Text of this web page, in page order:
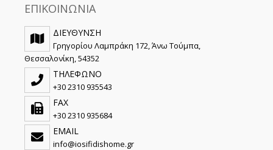
ΕΠΙΚΟΙΝΩΝΙΑ
ΔΙΕΥΘΥΝΣΗ
Γρηγορίου Λαμπράκη 172, Άνω Τούμπα,
Θεσσαλονίκη, 54352
ΤΗΛΕΦΩΝΟ
+30 2310 935543
FAX
+30 2310 935684
EMAIL
info@iosifidishome.gr